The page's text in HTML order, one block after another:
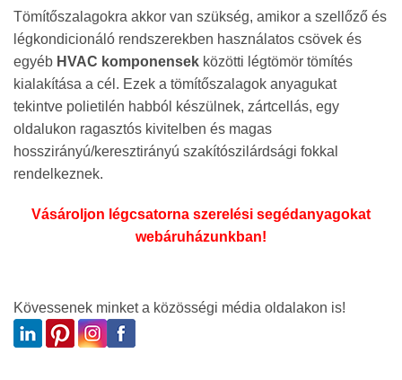
Tömítőszalagokra akkor van szükség, amikor a szellőző és
légkondicionáló rendszerekben használatos csövek és
egyéb HVAC komponensek közötti légtömör tömítés
kialakítása a cél. Ezek a tömítőszalagok anyagukat
tekintve polietilén habból készülnek, zártcellás, egy
oldalukon ragasztós kivitelben és magas
hosszirányú/keresztirányú szakítószilárdsági fokkal
rendelkeznek.
Vásároljon légcsatorna szerelési segédanyagokat
webáruházunkban!
Kövessenek minket a közösségi média oldalakon is!